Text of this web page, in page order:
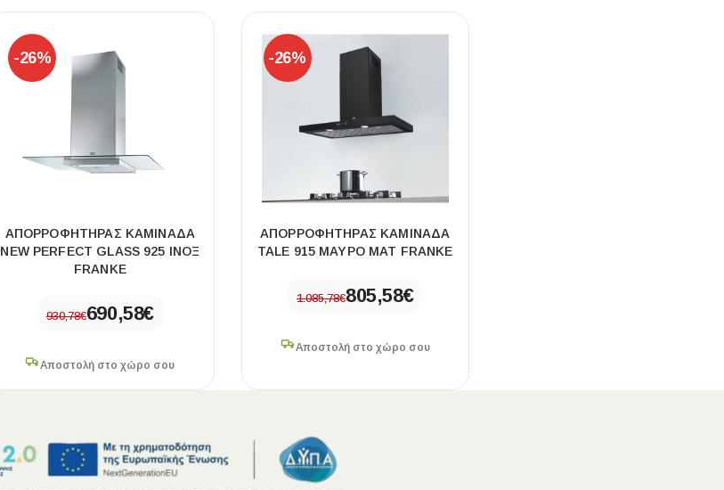
ΠΛΑΚΑΚΙ NIGHT LUX MATT 60X120 ΠΡΩΤΗ
ΠΟΙΟΤΗΤΑ
-26%
ΑΠΟΡΡΟΦΗΤΗΡΑΣ ΚΑΜΙΝΑΔΑ
NEW PERFECT GLASS 925 ΙΝΟΞ
FRANKE
930,78€690,58€
Αποστολή στο χώρο σου
-26%
ΑΠΟΡΡΟΦΗΤΗΡΑΣ ΚΑΜΙΝΑΔΑ
TALE 915 ΜΑΥΡΟ ΜΑΤ FRANKE
1.085,78€805,58€
Αποστολή στο χώρο σου